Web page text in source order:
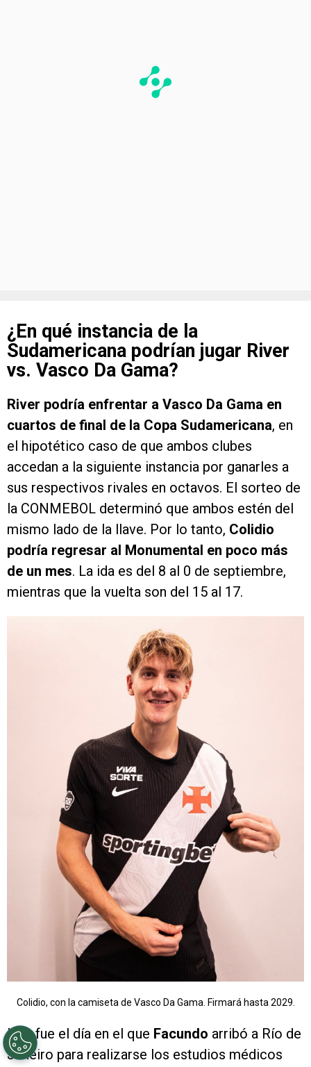
¿En qué instancia de la
Sudamericana podrían jugar River
vs. Vasco Da Gama?
River podría enfrentar a Vasco Da Gama en
cuartos de final de la Copa Sudamericana, en
el hipotético caso de que ambos clubes
accedan a la siguiente instancia por ganarles a
sus respectivos rivales en octavos. El sorteo de
la CONMEBOL determinó que ambos estén del
mismo lado de la llave. Por lo tanto, Colidio
podría regresar al Monumental en poco más
de un mes. La ida es del 8 al 0 de septiembre,
mientras que la vuelta son del 15 al 17.
Colidio, con la camiseta de Vasco Da Gama. Firmará hasta 2029.
Hoy fue el día en el que Facundo arribó a Río de
Janeiro para realizarse los estudios médicos